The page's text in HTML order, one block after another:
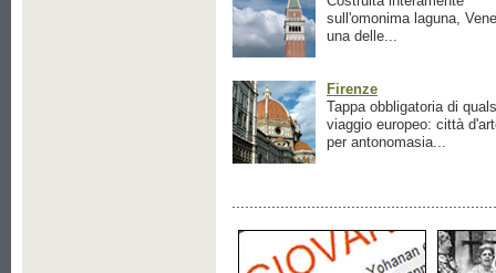
sull'omonima laguna,
una delle...
Firenze
Tappa obbligatoria di
viaggio europeo: città
per antonomasia...